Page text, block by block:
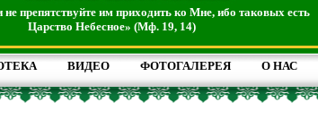
не препятствуйте им приходить ко Мне, ибо таковых есть
Царство Небесное» (Мф. 19, 14)
ВИДЕО ФОТОГАЛЕРЕЯ О НАС